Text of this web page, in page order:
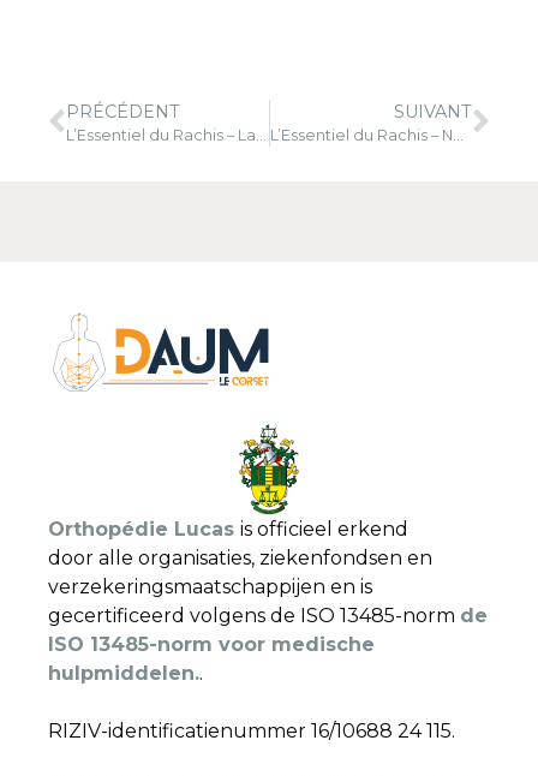
PRÉCÉDENT SUIVANT
Orthopédie Lucas is officieel erkend
door alle organisaties, ziekenfondsen en
verzekeringsmaatschappijen en is
gecertificeerd volgens de ISO 13485-norm de
ISO 13485-norm voor medische
hulpmiddelen..
RIZIV-identificatienummer 16/10688 24 115.